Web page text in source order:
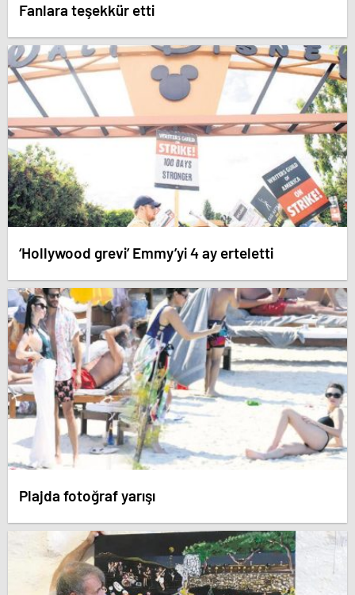
Fanlara teşekkür etti
‘Hollywood grevi’ Emmy’yi 4 ay erteletti​
Plajda fotoğraf yarışı